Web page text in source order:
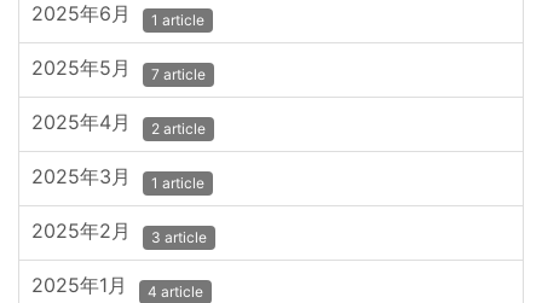
2025年6月 1 article
2025年5月 7 article
2025年4月 2 article
2025年3月 1 article
2025年2月 3 article
2025年1月 4 article